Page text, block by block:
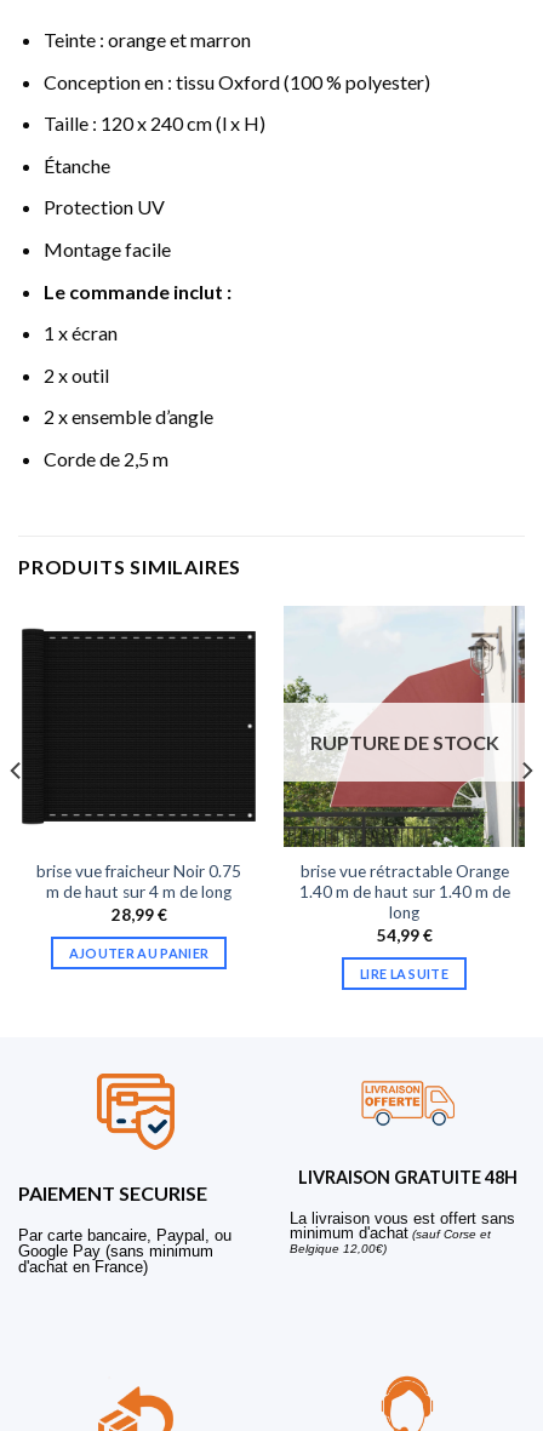
Teinte : orange et marron
Conception en : tissu Oxford (100 % polyester)
Taille : 120 x 240 cm (l x H)
Étanche
Protection UV
Montage facile
Le commande inclut :
1 x écran
2 x outil
2 x ensemble d’angle
Corde de 2,5 m
PRODUITS SIMILAIRES
brise vue fraicheur Noir 0.75
m de haut sur 4 m de long
28,99€
AJOUTER AU PANIER
RUPTURE DE STOCK
brise vue rétractable Orange
1.40 m de haut sur 1.40 m de
long
54,99€
LIRE LA SUITE
PAIEMENT SECURISE
Par carte bancaire, Paypal, ou
Google Pay (sans minimum
d'achat en France)
LIVRAISON GRATUITE 48H
La livraison vous est offert sans
minimum d'achat (sauf Corse et
Belgique 12,00€)